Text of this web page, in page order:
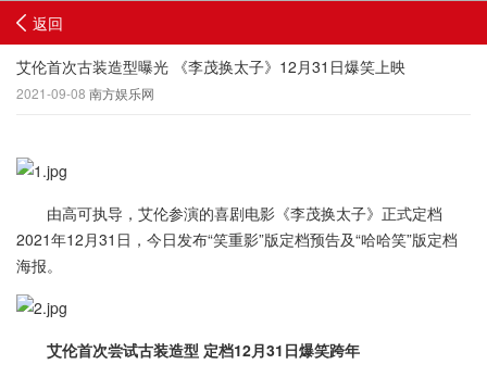
返回
艾伦首次古装造型曝光 《李茂换太子》12月31日爆笑上映
2021-09-08 南方娱乐网
由高可执导，艾伦参演的喜剧电影《李茂换太子》正式定档
2021年12月31日，今日发布“笑重影”版定档预告及“哈哈笑”版定档
海报。
艾伦首次尝试古装造型 定档12月31日爆笑跨年